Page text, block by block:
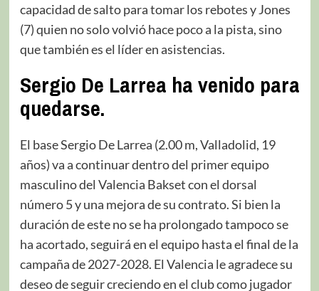
capacidad de salto para tomar los rebotes y Jones
(7) quien no solo volvió hace poco a la pista, sino
que también es el líder en asistencias.
Sergio De Larrea ha venido para
quedarse.
El base Sergio De Larrea (2.00 m, Valladolid, 19
años) va a continuar dentro del primer equipo
masculino del Valencia Bakset con el dorsal
número 5 y una mejora de su contrato. Si bien la
duración de este no se ha prolongado tampoco se
ha acortado, seguirá en el equipo hasta el final de la
campaña de 2027-2028. El Valencia le agradece su
deseo de seguir creciendo en el club como jugador